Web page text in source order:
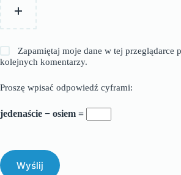
Zapamiętaj moje dane w tej przeglądarce
kolejnych komentarzy.
Proszę wpisać odpowiedź cyframi:
jedenaście − osiem =
Wyślij